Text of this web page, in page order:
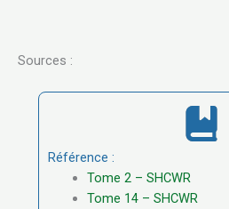
Sources :
Référence :
Tome 2 – SHCWR
Tome 14 – SHCWR